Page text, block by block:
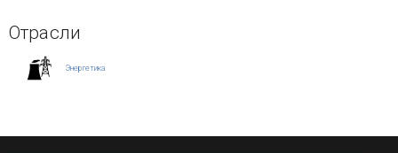
Отрасли
Энергетика